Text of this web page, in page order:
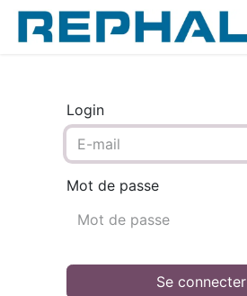
Login
Mot de passe
Se connecter